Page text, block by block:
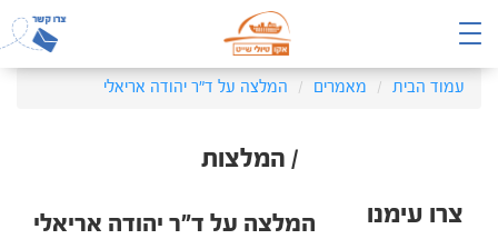
עמוד הבית מאמרים המלצה על ד"ר יהודה אריאלי
/ המלצות
צרו עימנו
המלצה על ד"ר יהודה אריאלי